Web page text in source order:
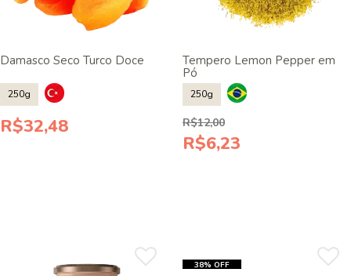
Damasco Seco Turco Doce
250g
R$32,48
Tempero Lemon Pepper em
Pó
250g
R$12,00
R$6,23
38% OFF